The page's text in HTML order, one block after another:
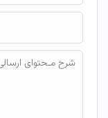
فایل محتوای ارسالی